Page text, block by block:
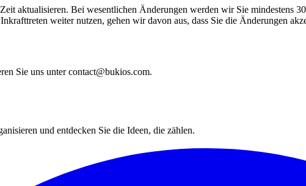
aktualisieren. Bei wesentlichen Änderungen werden wir Sie mindestens
weiter nutzen, gehen wir davon aus, dass Sie die Änderungen
Sie uns unter contact@bukios.com.
und entdecken Sie die Ideen, die zählen.